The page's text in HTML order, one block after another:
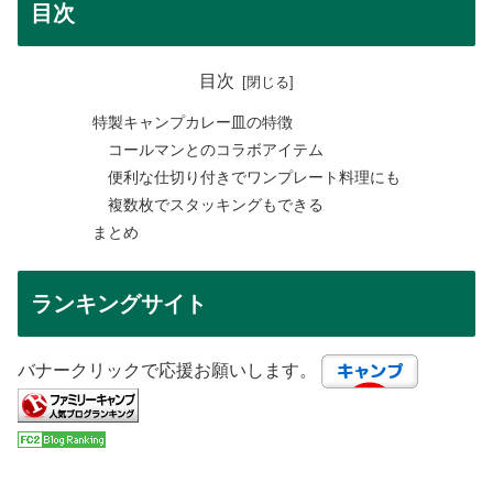
目次
目次
特製キャンプカレー皿の特徴
コールマンとのコラボアイテム
便利な仕切り付きでワンプレート料理にも
複数枚でスタッキングもできる
まとめ
ランキングサイト
バナークリックで応援お願いします。